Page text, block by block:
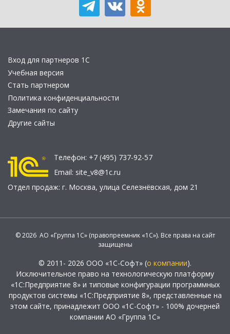
Вход для партнеров 1С
Учебная версия
Стать партнером
Политика конфиденциальности
Замечания по сайту
Другие сайты
Телефон: +7 (495) 737-92-57
Email: site_v8@1c.ru
Отдел продаж: г. Москва, улица Селезнёвская, дом 21
© 2026 АО «Группа 1С» (правопреемник «1С»). Все права на сайт
защищены
© 2011- 2026 ООО «1С-Софт» (о компании).
Исключительное право на технологическую платформу
«1С:Предприятие 8» и типовые конфигурации программных
продуктов системы «1С:Предприятие 8», представленные на
этом сайте, принадлежит ООО «1С-Софт» - 100% дочерней
компании АО «Группа 1С»